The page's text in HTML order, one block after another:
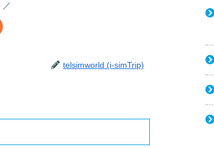
telsimworld (i-simTrip)